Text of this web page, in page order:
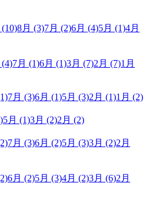
(10)8月 (3)7月 (2)6月 (4)5月 (1)4月
(4)7月 (1)6月 (1)3月 (7)2月 (7)1月
7月 (3)6月 (1)5月 (3)2月 (1)1月 (2)
5月 (1)3月 (2)2月 (2)
7月 (3)6月 (2)5月 (3)3月 (2)2月
6月 (2)5月 (3)4月 (2)3月 (6)2月